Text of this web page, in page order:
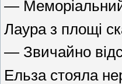
— Меморіальний
Лаура з площі
— Звичайно
Ельза стояла